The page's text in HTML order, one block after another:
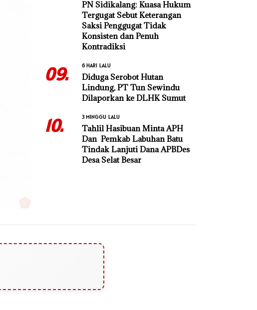
PN Sidikalang: Kuasa Hukum
Tergugat Sebut Keterangan
Saksi Penggugat Tidak
Konsisten dan Penuh
Kontradiksi
09. 6 HARI LALU
Diduga Serobot Hutan
Lindung, PT Tun Sewindu
Dilaporkan ke DLHK Sumut
10. 3 MINGGU LALU
Tahlil Hasibuan Minta APH
Dan Pemkab Labuhan Batu
Tindak Lanjuti Dana APBDes
Desa Selat Besar